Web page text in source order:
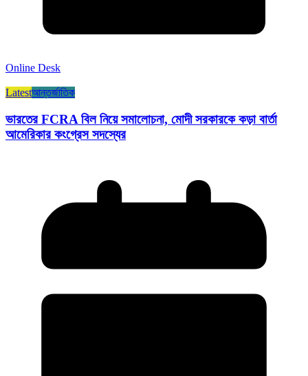
Online Desk
Latestআন্তর্জাতিক
ভারতের FCRA বিল নিয়ে সমালোচনা, মোদী সরকারকে কড়া বার্তা
আমেরিকার কংগ্রেস সদস্যের